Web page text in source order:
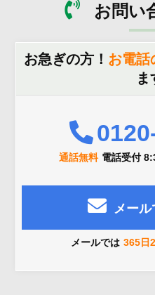
お問い
お急ぎの方！ お電話
ま
通話無料 電話受付
メール
メールでは 365日